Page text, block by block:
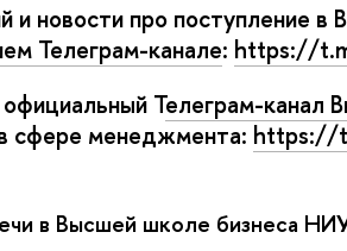
и новости про поступление в
Телеграм-канале: https://
Телеграм-канал
сфере менеджмента: https://
в Высшей школе бизнеса